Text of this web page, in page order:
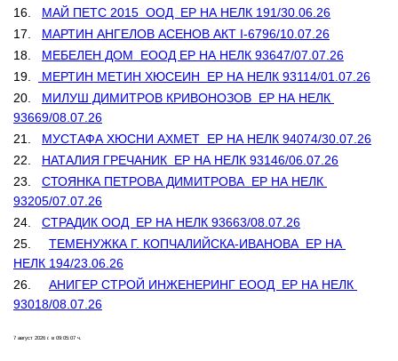
16. МАЙ ПЕТС 2015  ООД  ЕР НА НЕЛК 191/30.06.26
17. МАРТИН АНГЕЛОВ АСЕНОВ АКТ I-6796/10.07.26
18. МЕБЕЛЕН ДОМ  ЕООД ЕР НА НЕЛК 93647/07.07.26
19.
МЕРТИН МЕТИН ХЮСЕИН  ЕР НА НЕЛК 93114/01.07.26
20. МИЛУШ ДИМИТРОВ КРИВОНОЗОВ  ЕР НА НЕЛК
93669/08.07.26
21. МУСТАФА ХЮСНИ АХМЕТ  ЕР НА НЕЛК 94074/30.07.26
22. НАТАЛИЯ ГРЕЧАНИК  ЕР НА НЕЛК 93146/06.07.26
23. СТОЯНКА ПЕТРОВА ДИМИТРОВА  ЕР НА НЕЛК
93205/07.07.26
24. СТРАДИК ООД  ЕР НА НЕЛК 93663/08.07.26
ТЕМЕНУЖКА Г. КОПЧАЛИЙСКА-ИВАНОВА  ЕР НА
НЕЛК 194/23.06.26
АНИГЕР СТРОЙ ИНЖЕНЕРИНГ ЕООД  ЕР НА НЕЛК
93018/08.07.26
7 август 2026 г. в 09:05:07 ч.